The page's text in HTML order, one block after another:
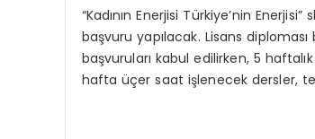
“Kadının Enerjisi Türkiye’nin
başvuru yapılacak. Lisans
başvuruları kabul edilirken, 5
hafta üçer saat işlenecek dersler,